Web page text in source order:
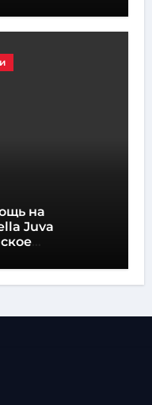
на
Juva